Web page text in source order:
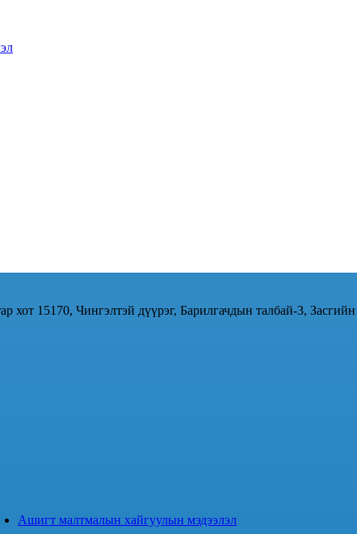
хот 15170, Чингэлтэй дүүрэг, Барилгачдын талбай-3,
Ашигт малтмалын хайгуулын мэдээлэл